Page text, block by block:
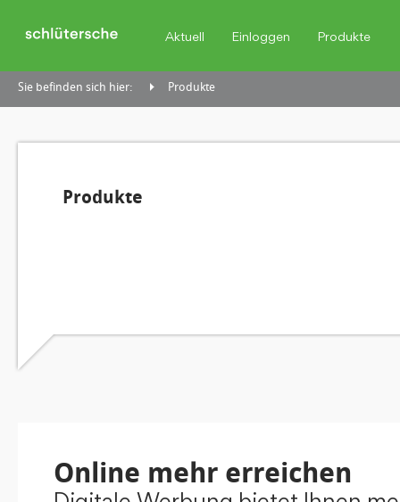
Aktuell Einloggen Produkte
Sie befinden sich hier: Produkte
Produkte
Online mehr erreichen